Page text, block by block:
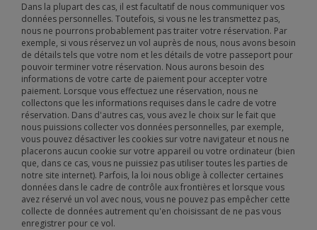
Dans la plupart des cas, il est facultatif de nous communiquer vos
données personnelles. Toutefois, si vous ne les transmettez pas,
nous ne pourrons probablement pas traiter votre réservation. Par
exemple, si vous réservez un vol auprès de nous, nous avons besoin
de détails tels que votre nom et les détails de votre passeport pour
pouvoir terminer votre réservation. Nous aurons besoin des
informations de votre carte de paiement pour accepter votre
paiement. Lorsque vous effectuez une réservation, nous ne
collectons que les informations requises dans le cadre de votre
réservation. Dans d'autres cas, vous avez le choix sur le fait que
nous puissions collecter vos données personnelles, par exemple,
vous pouvez désactiver les cookies sur votre navigateur et nous ne
placerons aucun cookie sur votre appareil ou votre ordinateur (bien
que, dans ce cas, vous ne puissiez pas utiliser toutes les parties de
notre site internet). Parfois, la loi nous oblige à collecter certaines
données dans le cadre de contrôle aux frontières et lorsque vous
avez réservé un vol avec nous, vous ne pouvez pas empêcher cette
collecte de données autrement qu'en choisissant de ne pas vous
enregistrer pour ce vol.